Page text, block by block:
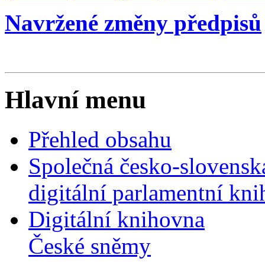
Navržené změny předpisů
Hlavní menu
Přehled obsahu
Společná česko-
digitální parlamentní
Digitální knihovna
České sněmy